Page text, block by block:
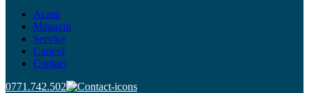
Acasa
Magazin
Service
Carieră
Contact
0771.742.502